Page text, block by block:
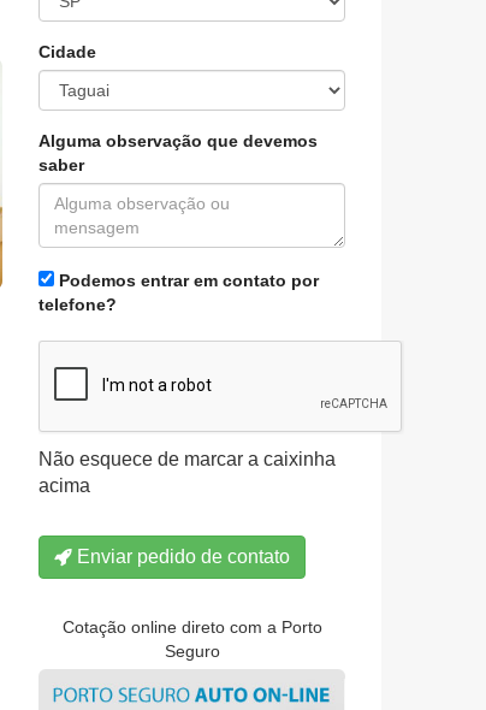
Cidade
Alguma observação que devemos
saber
Podemos entrar em contato por
telefone?
Não esquece de marcar a caixinha
acima
Enviar pedido de contato
Cotação online direto com a Porto
Seguro